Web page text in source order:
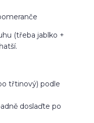
(třeba jablko +
třtinový) podle
doslaďte po